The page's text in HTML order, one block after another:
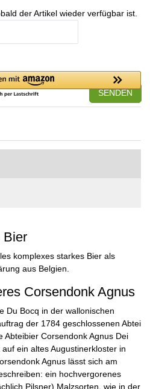
der Artikel wieder verfügbar ist.
SENDEN
Bier
komplexes starkes Bier als
aus Belgien.
Corsendonk Agnus
Du Bocq in der wallonischen
der 1784 geschlossenen Abtei
Abteibier Corsendonk Agnus Dei
ein altes Augustinerkloster in
Agnus lässt sich am
ein hochvergorenes
Pilsner) Malzsorten, wie in der